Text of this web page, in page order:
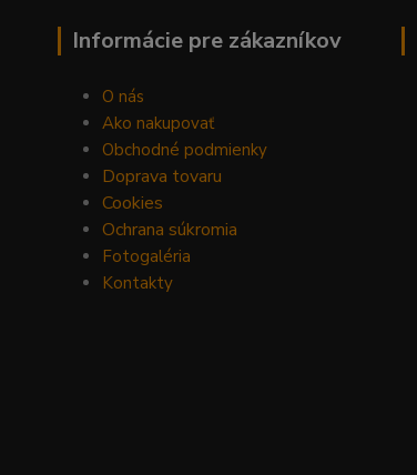
Informácie pre zákazníkov
O nás
Ako nakupovať
Obchodné podmienky
Doprava tovaru
Cookies
Ochrana súkromia
Fotogaléria
Kontakty